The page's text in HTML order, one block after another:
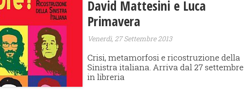
David Mattesini e Luca
Primavera
Venerdì, 27 Settembre 2013
Crisi, metamorfosi e ricostruzione della
Sinistra italiana. Arriva dal 27 settembre
in libreria